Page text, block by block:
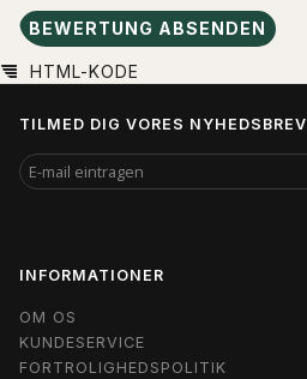
BEWERTUNG ABSENDEN
HTML-KODE
TILMED DIG VORES NYHEDSBREV
E-
MAIL
INFORMATIONER
OM OS
KUNDESERVICE
FORTROLIGHEDSPOLITIK